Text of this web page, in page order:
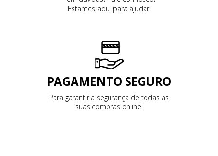
Estamos aqui para ajudar.
PAGAMENTO SEGURO
Para garantir a segurança de todas as
suas compras online.